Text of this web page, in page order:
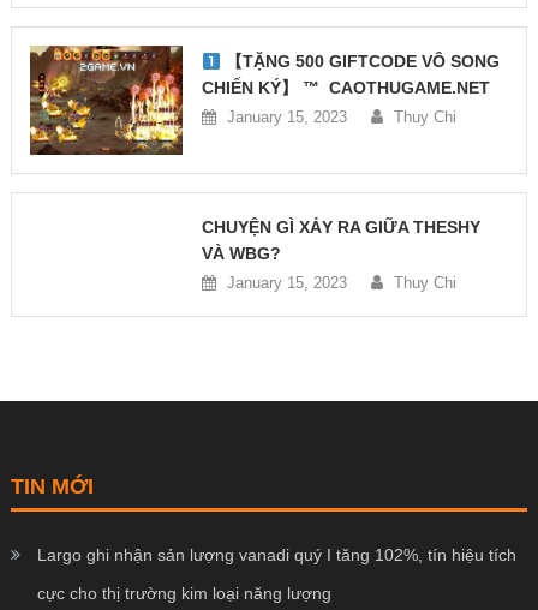
【TẶNG 500 GIFTCODE VÔ SONG
CHIẾN KÝ】 ™ CAOTHUGAME.NET
January 15, 2023 Thuy Chi
CHUYỆN GÌ XẢY RA GIỮA THESHY
VÀ WBG?
January 15, 2023 Thuy Chi
TIN MỚI
Largo ghi nhận sản lượng vanadi quý I tăng 102%, tín hiệu tích
cực cho thị trường kim loại năng lượng